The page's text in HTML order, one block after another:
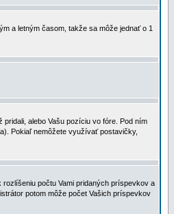
a letným časom, takže sa môže jednať o 1
alebo Vašu pozíciu vo fóre. Pod ním
Pokiaľ nemôžete využívať postavičky,
počtu Vami pridaných príspevkov a
potom môže počet Vašich príspevkov